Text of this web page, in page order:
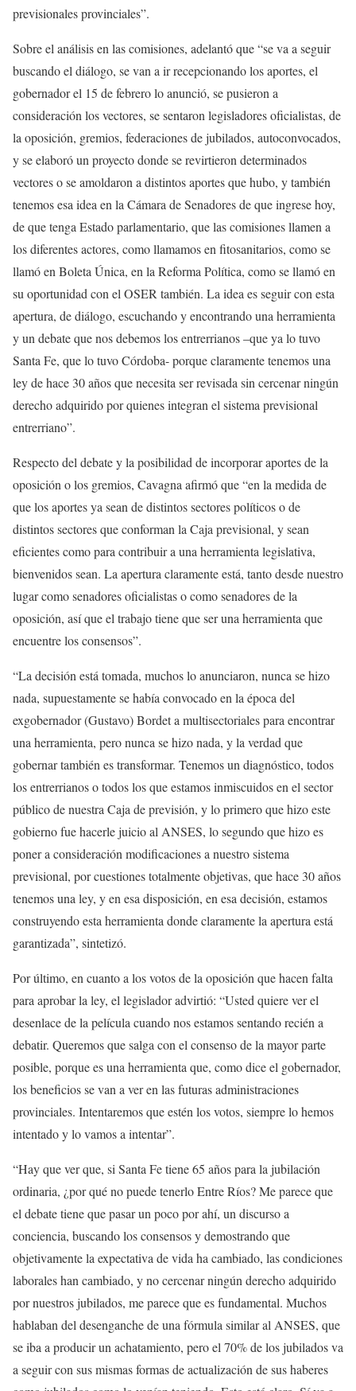
previsionales provinciales”.
Sobre el análisis en las comisiones, adelantó que “se va a seguir
buscando el diálogo, se van a ir recepcionando los aportes, el
gobernador el 15 de febrero lo anunció, se pusieron a
consideración los vectores, se sentaron legisladores oficialistas, de
la oposición, gremios, federaciones de jubilados, autoconvocados,
y se elaboró un proyecto donde se revirtieron determinados
vectores o se amoldaron a distintos aportes que hubo, y también
tenemos esa idea en la Cámara de Senadores de que ingrese hoy,
de que tenga Estado parlamentario, que las comisiones llamen a
los diferentes actores, como llamamos en fitosanitarios, como se
llamó en Boleta Única, en la Reforma Política, como se llamó en
su oportunidad con el OSER también. La idea es seguir con esta
apertura, de diálogo, escuchando y encontrando una herramienta
y un debate que nos debemos los entrerrianos –que ya lo tuvo
Santa Fe, que lo tuvo Córdoba- porque claramente tenemos una
ley de hace 30 años que necesita ser revisada sin cercenar ningún
derecho adquirido por quienes integran el sistema previsional
entrerriano”.
Respecto del debate y la posibilidad de incorporar aportes de la
oposición o los gremios, Cavagna afirmó que “en la medida de
que los aportes ya sean de distintos sectores políticos o de
distintos sectores que conforman la Caja previsional, y sean
eficientes como para contribuir a una herramienta legislativa,
bienvenidos sean. La apertura claramente está, tanto desde nuestro
lugar como senadores oficialistas o como senadores de la
oposición, así que el trabajo tiene que ser una herramienta que
encuentre los consensos”.
“La decisión está tomada, muchos lo anunciaron, nunca se hizo
nada, supuestamente se había convocado en la época del
exgobernador (Gustavo) Bordet a multisectoriales para encontrar
una herramienta, pero nunca se hizo nada, y la verdad que
gobernar también es transformar. Tenemos un diagnóstico, todos
los entrerrianos o todos los que estamos inmiscuidos en el sector
público de nuestra Caja de previsión, y lo primero que hizo este
gobierno fue hacerle juicio al ANSES, lo segundo que hizo es
poner a consideración modificaciones a nuestro sistema
previsional, por cuestiones totalmente objetivas, que hace 30 años
tenemos una ley, y en esa disposición, en esa decisión, estamos
construyendo esta herramienta donde claramente la apertura está
garantizada”, sintetizó.
Por último, en cuanto a los votos de la oposición que hacen falta
para aprobar la ley, el legislador advirtió: “Usted quiere ver el
desenlace de la película cuando nos estamos sentando recién a
debatir. Queremos que salga con el consenso de la mayor parte
posible, porque es una herramienta que, como dice el gobernador,
los beneficios se van a ver en las futuras administraciones
provinciales. Intentaremos que estén los votos, siempre lo hemos
intentado y lo vamos a intentar”.
“Hay que ver que, si Santa Fe tiene 65 años para la jubilación
ordinaria, ¿por qué no puede tenerlo Entre Ríos? Me parece que
el debate tiene que pasar un poco por ahí, un discurso a
conciencia, buscando los consensos y demostrando que
objetivamente la expectativa de vida ha cambiado, las condiciones
laborales han cambiado, y no cercenar ningún derecho adquirido
por nuestros jubilados, me parece que es fundamental. Muchos
hablaban del desenganche de una fórmula similar al ANSES, que
se iba a producir un achatamiento, pero el 70% de los jubilados va
a seguir con sus mismas formas de actualización de sus haberes